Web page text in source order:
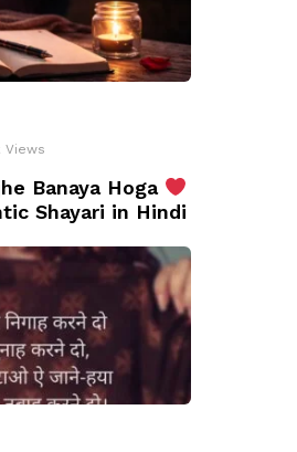
Views
Banaya Hoga
Shayari in Hindi